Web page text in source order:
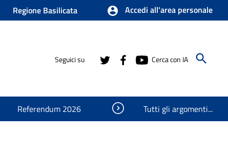
Regione Basilicata Accedi all'area personale
Seguici su Cerca con IA
Referendum 2026 Visualizza oggetti nascosti
Tutti gli argomenti...